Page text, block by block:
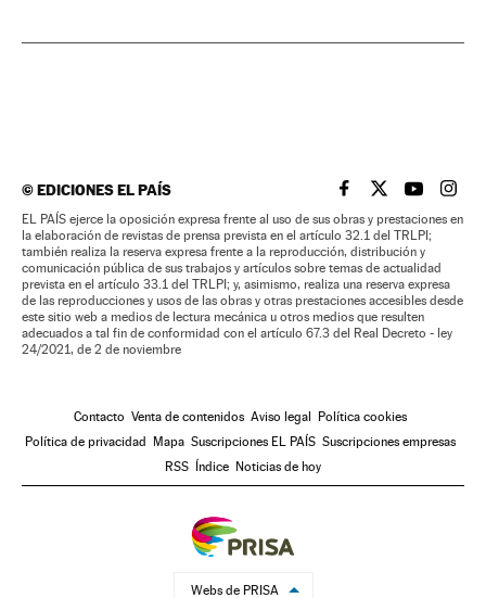
©EDICIONES EL PAÍS EL PAÍS BRASIL EN
EL PAÍSEL PAÍS
EL
EL PAÍS ejerce la oposición expresa frente al uso de sus obras y prestaciones en
la elaboración de revistas de prensa prevista en el artículo 32.1 del TRLPI;
también realiza la reserva expresa frente a la reproducción, distribución y
comunicación pública de sus trabajos y artículos sobre temas de actualidad
prevista en el artículo 33.1 del TRLPI; y, asimismo, realiza una reserva expresa
de las reproducciones y usos de las obras y otras prestaciones accesibles desde
este sitio web a medios de lectura mecánica u otros medios que resulten
adecuados a tal fin de conformidad con el artículo 67.3 del Real Decreto - ley
24/2021, de 2 de noviembre
Contacto Venta de contenidos Aviso legal
Política cookies
Política de privacidad
Mapa Suscripciones EL PAÍS Suscripciones empresas
RSS
Índice Noticias de hoy
Webs de PRISA